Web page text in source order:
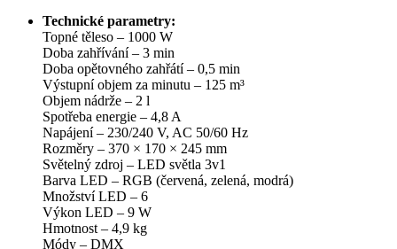
Technické parametry:
Topné těleso – 1000 W
Doba zahřívání – 3 min
Doba opětovného zahřátí – 0,5 min
Výstupní objem za minutu – 125 m³
Objem nádrže – 2 l
Spotřeba energie – 4,8 A
Napájení – 230/240 V, AC 50/60 Hz
Rozměry – 370 × 170 × 245 mm
Světelný zdroj – LED světla 3v1
Barva LED – RGB (červená, zelená, modrá)
Množství LED – 6
Výkon LED – 9 W
Hmotnost – 4,9 kg
Módy – DMX